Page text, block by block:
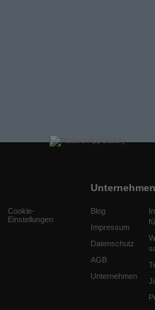
Cookie-
Einstellungen
Unternehmen
Blog
Impressum
Datenschutz
AGB
Unternehmen